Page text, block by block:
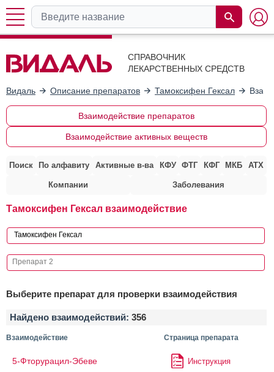
СПРАВОЧНИК
ЛЕКАРСТВЕННЫХ СРЕДСТВ
Видаль Описание препаратов Тамоксифен Гексал
Взаимодействие препаратов
Взаимодействие активных веществ
Поиск По алфавиту Активные в-ва КФУ ФТГ КФГ МКБ АТХ
Компании Заболевания
Тамоксифен Гексал взаимодействие
Выберите препарат для проверки взаимодействия
Найдено взаимодействий: 356
Взаимодействие Страница препарата
5-Фторурацил-Эбеве Инструкция